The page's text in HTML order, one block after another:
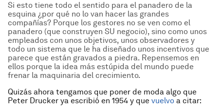
Si esto tiene todo el sentido para el panadero de la
esquina ¿por qué no lo van hacer las grandes
compañías? Porque los gestores no se ven como el
panadero (que construyen SU negocio), sino como unos
empleados con unos objetivos, unos observadores y
todo un sistema que le ha diseñado unos incentivos que
parece que están gravados a piedra. Repensemos en
ellos porque la idea más estúpida del mundo puede
frenar la maquinaria del crecimiento.
Quizás ahora tengamos que poner de moda algo que
Peter Drucker ya escribió en 1954 y que vuelvo a citar: